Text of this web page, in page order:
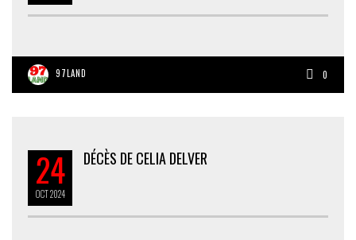
97LAND 0
24
OCT2024
DÉCÈS DE CELIA DELVER